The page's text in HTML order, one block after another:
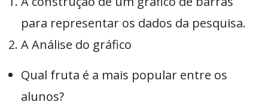
para representar os dados da pesquisa.
A Análise do gráfico
Qual fruta é a mais popular entre os
alunos?